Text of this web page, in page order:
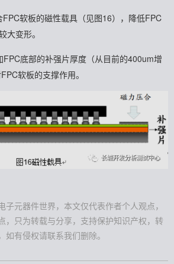
软板的磁性载具（见图16），降低FPC
大变形。
底部的补强片厚度（从目前的400um增
软板的支撑作用。
子元器件世界，本文仅代表作者个人观点，
，只为转载与分享，支持保护知识产权，转
有侵权请联系我们删除。